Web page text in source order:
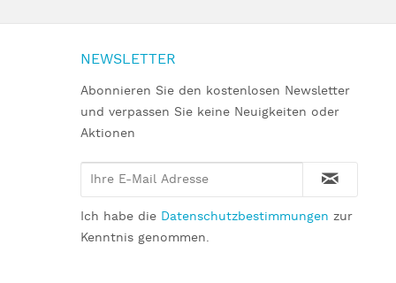
NEWSLETTER
Abonnieren Sie den kostenlosen Newsletter
und verpassen Sie keine Neuigkeiten oder
Aktionen
Ich habe die Datenschutzbestimmungen zur
Kenntnis genommen.